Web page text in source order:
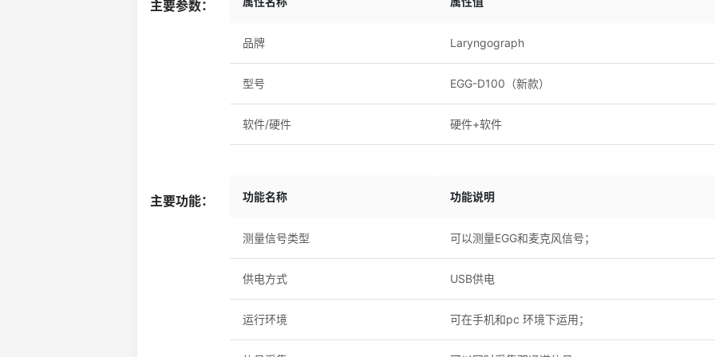
主要参数：
品牌 Laryngograph
型号 EGG-D100（新款）
软件/硬件 硬件+软件
主要功能： 功能名称 功能说明
测量信号类型 可以测量EGG和麦克风信号；
供电方式 USB供电
运行环境 可在手机和pc 环境下运用；